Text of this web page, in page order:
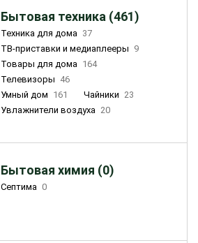
Бытовая техника (461)
Техника для дома 37
ТВ-приставки и медиаплееры 9
Товары для дома 164
Телевизоры 46
Умный дом 161 Чайники 23
Увлажнители воздуха 20
Бытовая химия (0)
Септима 0